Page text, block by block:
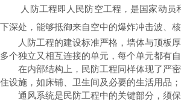
人防工程即人民防空工程，是国家动员
下深处，能够抵御来自空中的爆炸冲击波、
人防工程的建设标准严格，墙体与顶板厚
多个独立又相互连接的单元，每个单元都有
在内部结构上，民防工程同样体现了严密
住设施，如床铺、卫生间及必要的生活用品
通风系统是民防工程中的关键部分，须保